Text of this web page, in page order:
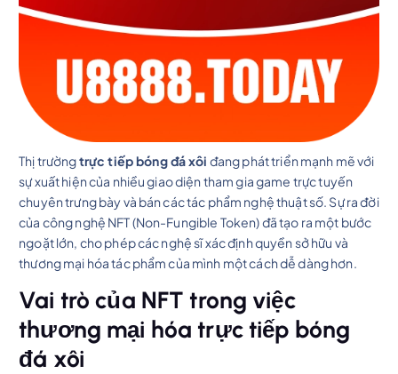
Thị trườngtrực tiếp bóng đá xôi đang phát triển mạnh mẽ với
sự xuất hiện của nhiều giao diện tham gia game trực tuyến
chuyên trưng bày và bán các tác phẩm nghệ thuật số. Sự ra đời
của công nghệ NFT (Non-Fungible Token) đã tạo ra một bước
ngoặt lớn, cho phép các nghệ sĩ xác định quyền sở hữu và
thương mại hóa tác phẩm của mình một cách dễ dàng hơn.
Vai trò của NFT trong việc
thương mại hóa trực tiếp bóng
đá xôi